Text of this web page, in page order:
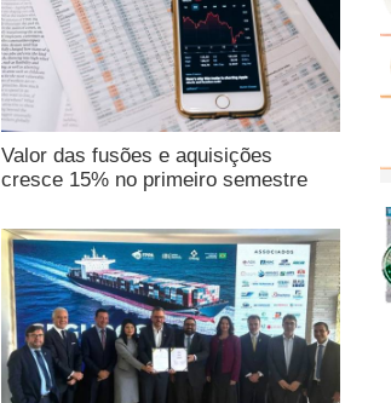
Valor das fusões e aquisições
cresce 15% no primeiro semestre